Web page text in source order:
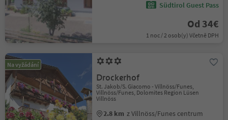
Südtirol Guest Pass
Od 34€
1 noc / 2 osob(y) Včetně DPH
Na vyžádání
Drockerhof
St. Jakob/S. Giacomo - Villnöss/Funes,
Villnöss/Funes, Dolomites Region Lüsen
Villnöss
2.8 km z Villnöss/Funes centrum